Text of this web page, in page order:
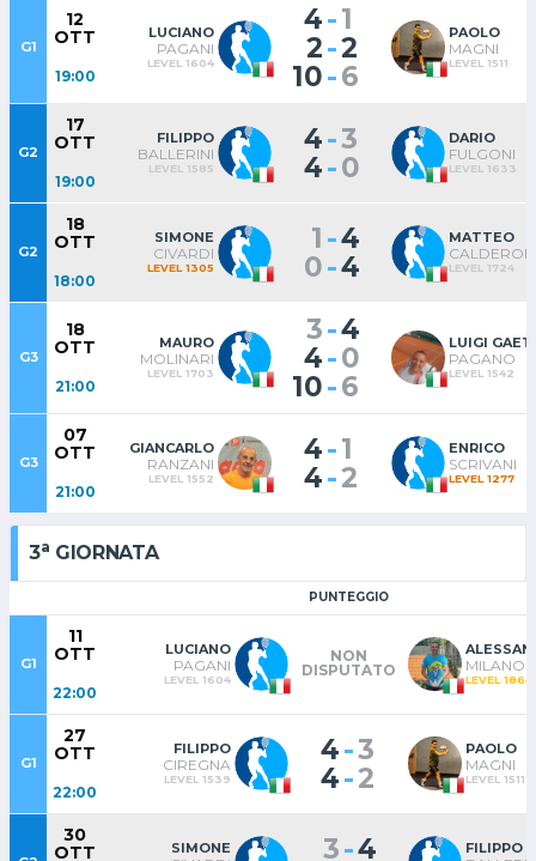
G1
12
OTT
19:00
LUCIANO
PAGANI
LEVEL 1604
4-1
2-2
10-6
PAOLO
MAGNI
LEVEL 1511
G2
17
OTT
19:00
FILIPPO
BALLERINI
LEVEL 1585
4-3
4-0
DARIO
FULGONI
LEVEL 1633
G2
18
OTT
18:00
SIMONE
CIVARDI
LEVEL 1305
1 -4
0-4
MATTEO
LEVEL 1724
G3
18
OTT
21:00
MAURO
MOLINARI
LEVEL 1703
3-4
4-0
10-6
LUIGI
PAGANO
LEVEL 1542
G3
07
OTT
21:00
GIANCARLO
RANZANI
LEVEL 1552
4-1
4-2
ENRICO
SCRIVANI
LEVEL 1277
3a GIORNATA
PUNTEGGIO
G1
11
OTT
22:00
LUCIANO
PAGANI
LEVEL 1604
NON
DISPUTATO
MILANO
LEVEL 1864
G1
27
OTT
22:00
FILIPPO
CIREGNA
LEVEL 1539
4-3
4-2
PAOLO
MAGNI
LEVEL 1511
30
OTT
SIMONE 3-4
FILIPPO